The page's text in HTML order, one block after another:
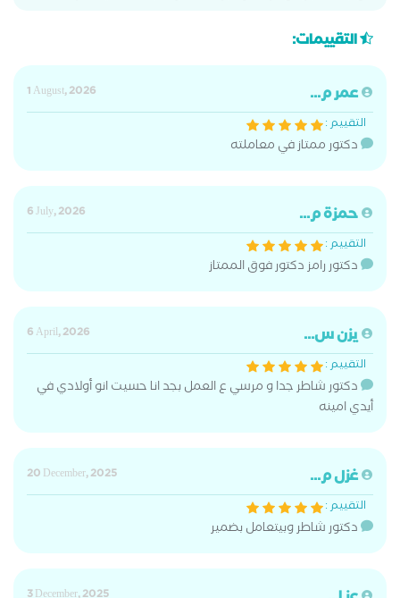
التقييمات:
عمر م...
1 August, 2026
التقييم :
دكتور ممتاز في معاملته
حمزة م...
6 July, 2026
التقييم :
دكتور رامز دكتور فوق الممتاز
يزن س...
6 April, 2026
التقييم :
دكتور شاطر جدا و مرسي ع العمل بجد انا حسيت انو أولادي في
أيدي امينه
غزل م...
20 December, 2025
التقييم :
دكتور شاطر وبيتعامل بضمير